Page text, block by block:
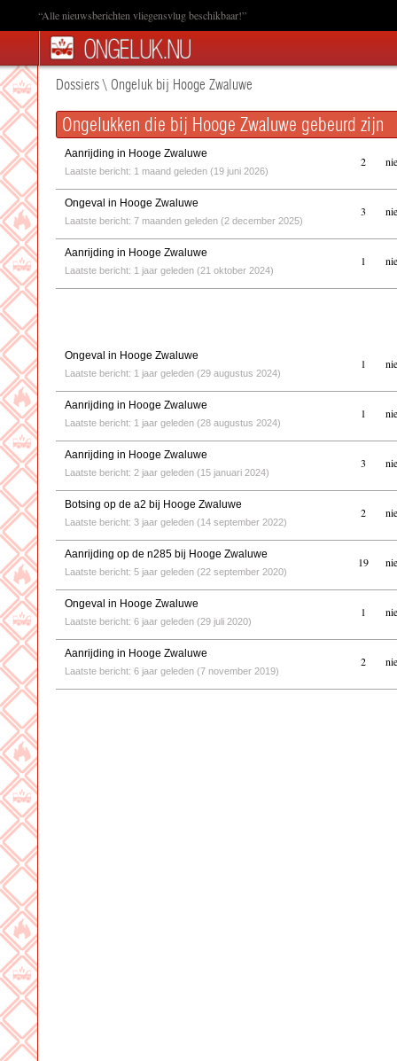
“Alle nieuwsberichten vliegensvlug beschikbaar!”
Dossiers\ Ongeluk bij Hooge Zwaluwe
Ongelukken die bij Hooge Zwaluwe gebeurd zijn
Aanrijding in Hooge Zwaluwe
Laatste bericht: 1 maand geleden (19 juni 2026)
2
Ongeval in Hooge Zwaluwe
Laatste bericht: 7 maanden geleden (2 december 2025)
3
Aanrijding in Hooge Zwaluwe
Laatste bericht: 1 jaar geleden (21 oktober 2024)
1
Ongeval in Hooge Zwaluwe
Laatste bericht: 1 jaar geleden (29 augustus 2024)
1
Aanrijding in Hooge Zwaluwe
Laatste bericht: 1 jaar geleden (28 augustus 2024)
1
Aanrijding in Hooge Zwaluwe
Laatste bericht: 2 jaar geleden (15 januari 2024)
3
Botsing op de a2 bij Hooge Zwaluwe
Laatste bericht: 3 jaar geleden (14 september 2022)
2
Aanrijding op de n285 bij Hooge Zwaluwe
Laatste bericht: 5 jaar geleden (22 september 2020)
19
Ongeval in Hooge Zwaluwe
Laatste bericht: 6 jaar geleden (29 juli 2020)
1
Aanrijding in Hooge Zwaluwe
Laatste bericht: 6 jaar geleden (7 november 2019)
2